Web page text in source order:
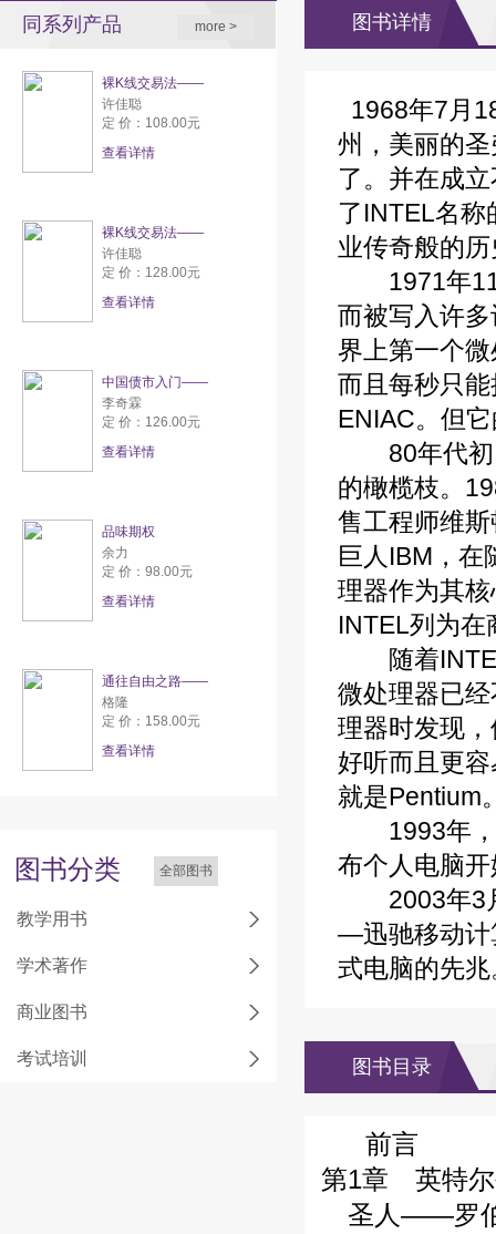
同系列产品 more >
裸K线交易法——
许佳聪
定 价：108.00元
查看详情
裸K线交易法——
许佳聪
定 价：128.00元
查看详情
中国债市入门——
李奇霖
定 价：126.00元
查看详情
品味期权
余力
定 价：98.00元
查看详情
通往自由之路——
格隆
定 价：158.00元
查看详情
图书分类 全部图书
教学用书
学术著作
商业图书
考试培训
图书详情
1968年7月
州，美丽的
了。并在成
了INTEL名
业传奇般的
1971年11
而被写入许
界上第一个
而且每秒只
ENIAC。但
80年代初
的橄榄枝。
售工程师维
巨人IBM，在
理器作为其
INTEL列为
随着INTEL
微处理器已
理器时发现
好听而且更
就是Pentium
1993年，
布个人电脑
2003年3月
—迅驰移动计
式电脑的先兆
图书目录
前言
第1章 英特尔
圣人——罗伯